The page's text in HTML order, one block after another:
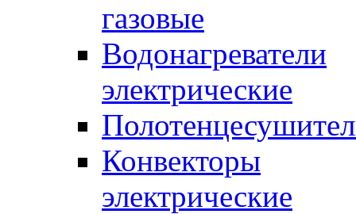
газовые
Водонагреватели
электрические
Конвекторы
электрические